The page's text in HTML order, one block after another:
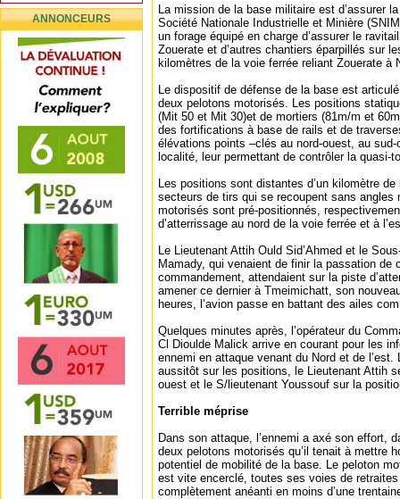
ANNONCEURS
La mission de la base militaire est d’assurer
Société Nationale Industrielle et Minière
un forage équipé en charge d’assurer le
Zouerate et d’autres chantiers éparpillés sur
kilomètres de la voie ferrée reliant Zouerate à
Le dispositif de défense de la base est
deux pelotons motorisés. Les positions
(Mit 50 et Mit 30)et de mortiers (81m/m et
des fortifications à base de rails et de
élévations points –clés au nord-ouest, au
localité, leur permettant de contrôler la quasi-
Les positions sont distantes d’un kilomètre
secteurs de tirs qui se recoupent sans angles
motorisés sont pré-positionnés,
d’atterrissage au nord de la voie ferrée et à
Le Lieutenant Attih Ould Sid’Ahmed et le
Mamady, qui venaient de finir la passation de
commandement, attendaient sur la piste
amener ce dernier à Tmeimichatt, son
heures, l’avion passe en battant des ailes
Quelques minutes après, l’opérateur du
Cl Dioulde Malick arrive en courant pour les
ennemi en attaque venant du Nord et de
aussitôt sur les positions, le Lieutenant Attih
ouest et le S/lieutenant Youssouf sur la
Terrible méprise
Dans son attaque, l’ennemi a axé son effort,
deux pelotons motorisés qu’il tenait à mettre
potentiel de mobilité de la base. Le peloton
est vite encerclé, toutes ses voies de
complètement anéanti en moins d’une